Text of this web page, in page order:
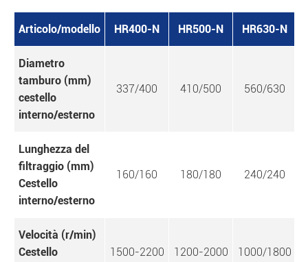
Articolo/modello HR400-N HR500-N HR630-N
Diametro
tamburo (mm)
cestello
interno/esterno
337/400 410/500 560/630
Lunghezza del
filtraggio (mm)
Cestello
interno/esterno
160/160 180/180 240/240
Velocità (r/min)
Cestello
1500-2200 1200-2000 1000/1800